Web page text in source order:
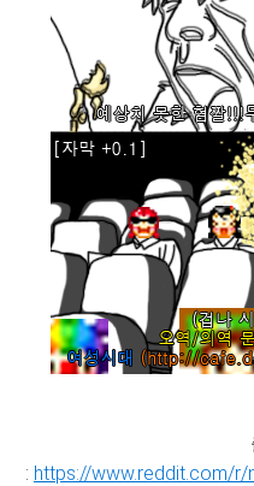
: https://www.reddit.com/r/